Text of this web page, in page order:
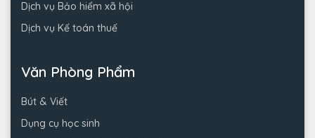
Dịch vụ Bảo hiểm xã hội
Dịch vụ Kế toán thuế
Văn Phòng Phẩm
Bút & Viết
Dụng cụ học sinh